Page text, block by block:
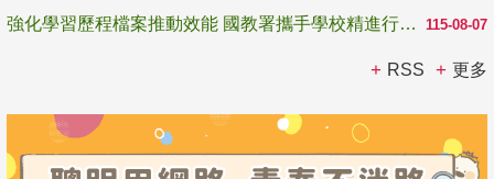
115-08-07
強化學習歷程檔案推動效能 國教署攜手學校精進行政與教學支持
RSS 更多